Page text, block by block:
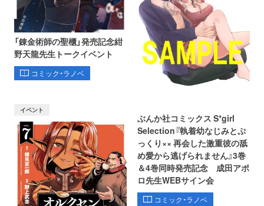
「錬金術師の聖櫃」発売記念紺
野天龍先生トークイベント
コミック・ラノベ
ぶんか社コミックス S*girl
Selection『執着幼なじみとぷ
っくり×× 再会した激重彼の舐
め愛から逃げられません』3巻
＆4巻同時発売記念 成田アポ
ロ先生WEBサイン会
コミック・ラノベ
イベント